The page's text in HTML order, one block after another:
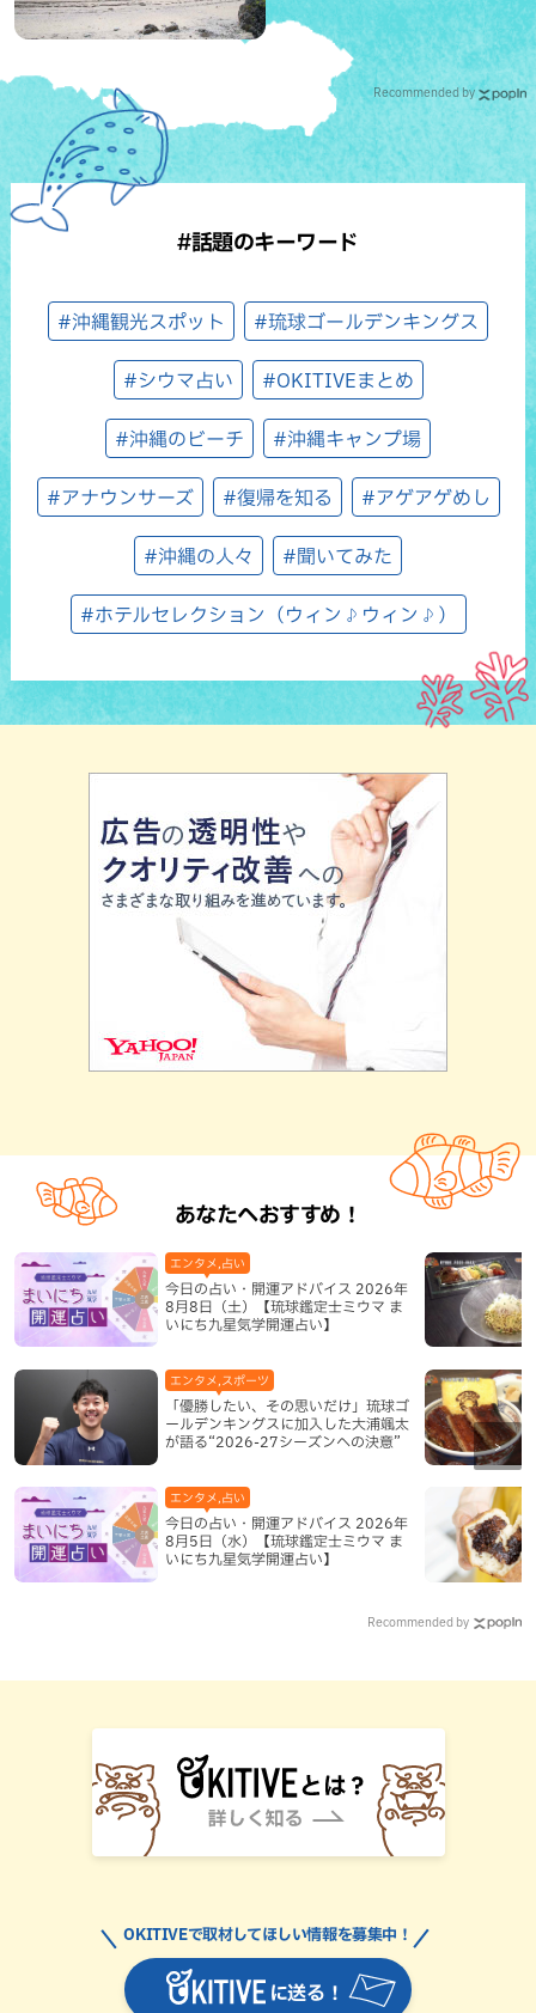
Recommended by
#話題のキーワード
#沖縄観光スポット #琉球ゴールデンキングス
#シウマ占い #OKITIVEまとめ
#沖縄のビーチ #沖縄キャンプ場
#アナウンサーズ #復帰を知る #アゲアゲめし
#沖縄の人々 #聞いてみた
#ホテルセレクション（ウィン♪ウィン♪）
あなたへおすすめ！
今日の占い・開運アドバイス 2026年
8月8日（土）【琉球鑑定士ミウマ ま
いにち九星気学開運占い】
エンタメ,占い
「優勝したい、その思いだけ」琉球ゴ
ールデンキングスに加入した大浦颯太
が語る“2026-27シーズンへの決意”
エンタメ,スポーツ
今日の占い・開運アドバイス 2026年
8月5日（水）【琉球鑑定士ミウマ ま
いにち九星気学開運占い】
エンタメ,占い
Recommended by
に送る！
OKITIVEで取材してほしい情報を募集中！